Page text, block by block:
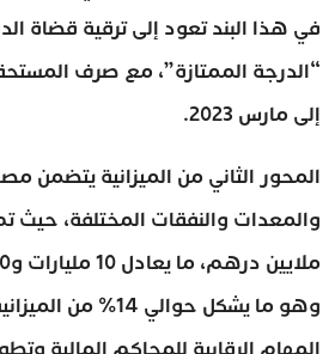
في هذا البند تعود إلى ترقية قضاة
“الدرجة الممتازة”، مع صرف
إلى مارس 2023.
المحور الثاني من الميزانية يتضمن
وهو ما يشكل حوالي
المهام الرقابية للمحاكم المالية